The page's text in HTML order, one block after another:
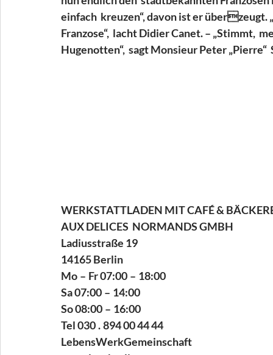
einfach  kreuzen“, davon ist er überzeugt.
Franzose“,  lacht Didier Canet. – „Stimmt,
Hugenotten“,  sagt Monsieur Peter „Pierre“
WERKSTATTLADEN MIT CAFÉ &
AUX DELICES  NORMANDS GMBH
Ladiusstraße 19
14165 Berlin
Mo – Fr 07:00 – 18:00
Sa 07:00 – 14:00
So 08:00 – 16:00
Tel 030 . 894 00 44 44
LebensWerkGemeinschaft